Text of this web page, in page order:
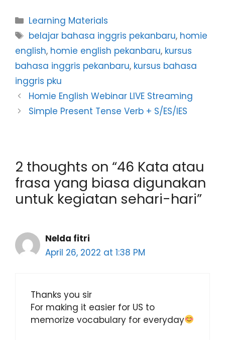
Learning Materials
belajar bahasa inggris pekanbaru, homie
english, homie english pekanbaru, kursus
bahasa inggris pekanbaru, kursus bahasa
inggris pku
Homie English Webinar LIVE Streaming
Simple Present Tense Verb + S/ES/IES
2 thoughts on “46 Kata atau
frasa yang biasa digunakan
untuk kegiatan sehari-hari”
Nelda fitri
April 26, 2022 at 1:38 PM
Thanks you sir
For making it easier for US to
memorize vocabulary for everyday